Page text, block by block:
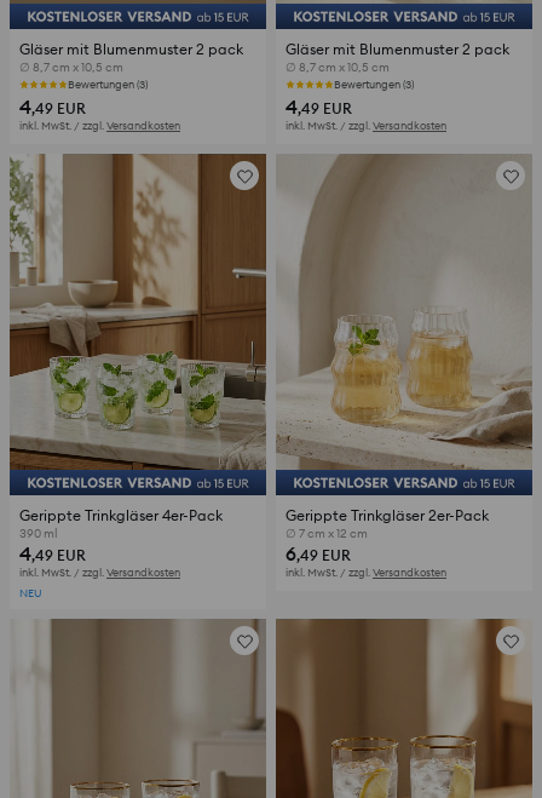
Gläser mit Blumenmuster 2 pack
∅ 8,7 cm x 10,5 cm
Bewertungen (3)
4,49 EUR
inkl. MwSt. / zzgl. Versandkosten
Gläser mit Blumenmuster 2 pack
∅ 8,7 cm x 10,5 cm
Bewertungen (3)
4,49 EUR
inkl. MwSt. / zzgl. Versandkosten
Gerippte Trinkgläser 4er-Pack
390 ml
4,49 EUR
inkl. MwSt. / zzgl. Versandkosten
NEU
Gerippte Trinkgläser 2er-Pack
∅ 7 cm x 12 cm
6,49 EUR
inkl. MwSt. / zzgl. Versandkosten